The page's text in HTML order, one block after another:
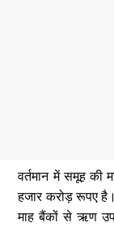
वर्तमान में समूह की
हजार करोड़ रूपए है।
माह बैंकों से ऋण